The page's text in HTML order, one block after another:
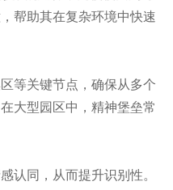
帮助其在复杂环境中快速
等关键节点，确保从多个
大型园区中，精神堡垒常
认同，从而提升识别性。